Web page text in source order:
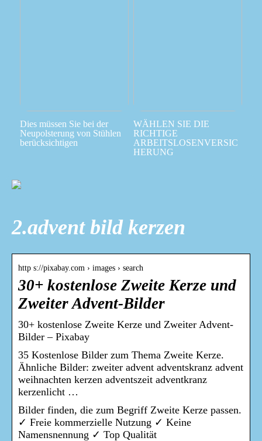
Dies müssen Sie bei der
Neupolsterung von Stühlen
berücksichtigen
WÄHLEN SIE DIE
RICHTIGE
ARBEITSLOSENVERSIC
HERUNG
2.advent bild kerzen
http s://pixabay.com › images › search
30+ kostenlose Zweite Kerze und
Zweiter Advent-Bilder
30+ kostenlose Zweite Kerze und Zweiter Advent-
Bilder – Pixabay
35 Kostenlose Bilder zum Thema Zweite Kerze.
Ähnliche Bilder: zweiter advent adventskranz advent
weihnachten kerzen adventszeit adventkranz
kerzenlicht …
Bilder finden, die zum Begriff Zweite Kerze passen.
✓ Freie kommerzielle Nutzung ✓ Keine
Namensnennung ✓ Top Qualität